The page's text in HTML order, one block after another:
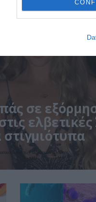
σε
τοπίο των ελβετικών Άλπεων